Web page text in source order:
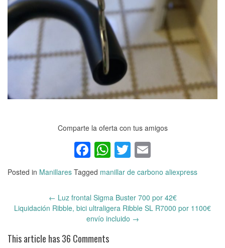
Comparte la oferta con tus amigos
Facebook
WhatsApp
Twitter
Posted in Manillares Tagged manillar de carbono aliexpress
Post
← Luz frontal Sigma Buster 700 por 42€
Liquidación Ribble, bici ultraligera Ribble SL R7000 por 1100€
envío incluido →
This article has 36 Comments